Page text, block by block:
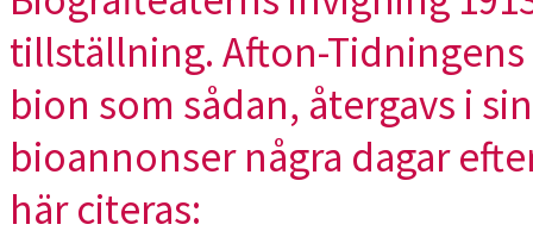
tillställning. Afton-
bion som sådan, återgavs i
bioannonser några dagar
här citeras: